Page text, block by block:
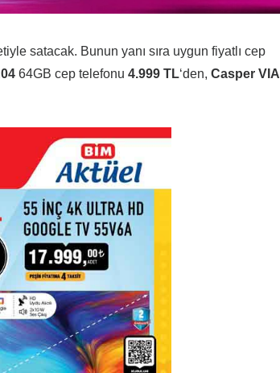
satacak. Bunun yanı sıra uygun fiyatlı cep
64GB cep telefonu 4.999 TL‘den, Casper VIA